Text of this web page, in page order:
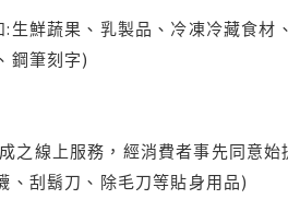
鮮蔬果、乳製品、冷凍冷藏食材
鋼筆刻字)
之線上服務，經消費者事先同意
、刮鬍刀、除毛刀等貼身用品)